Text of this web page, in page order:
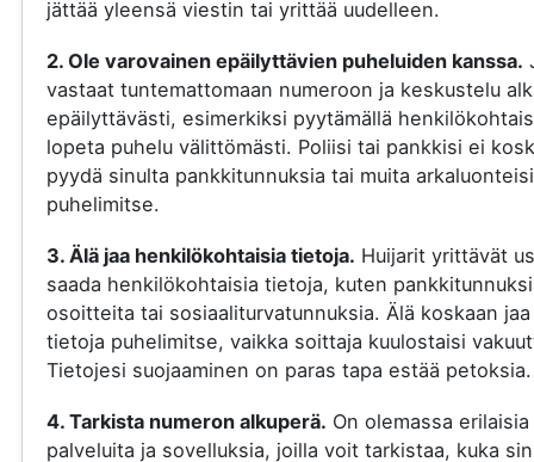
jättää yleensä viestin tai yrittää uudelleen.
2. Ole varovainen epäilyttävien puheluiden kanssa.
vastaat tuntemattomaan numeroon ja keskustelu
epäilyttävästi, esimerkiksi pyytämällä
lopeta puhelu välittömästi. Poliisi tai pankkisi ei
pyydä sinulta pankkitunnuksia tai muita
puhelimitse.
3. Älä jaa henkilökohtaisia tietoja. Huijarit yrittävät
saada henkilökohtaisia tietoja, kuten
osoitteita tai sosiaaliturvatunnuksia. Älä koskaan
tietoja puhelimitse, vaikka soittaja kuulostaisi
Tietojesi suojaaminen on paras tapa estää petoksia.
4. Tarkista numeron alkuperä. On olemassa erilaisia
palveluita ja sovelluksia, joilla voit tarkistaa, kuka